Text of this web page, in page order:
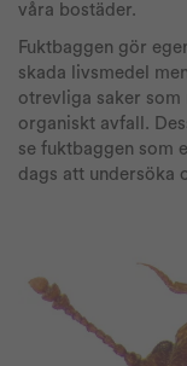
våra bostäder.
Fuktbaggen gör
skada livsmedel
otrevliga saker
organiskt avfall.
se fuktbaggen som
dags att undersöka